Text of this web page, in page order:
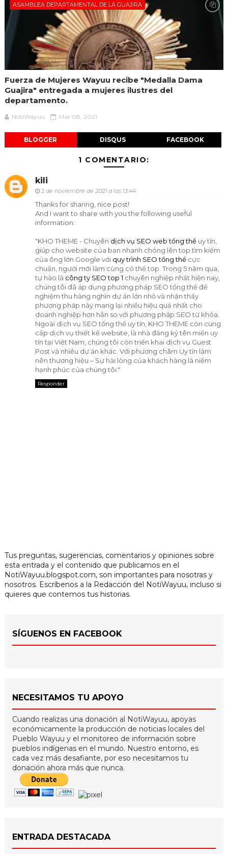
ASAMBLEA DEPARTAMENTAL DE LA GUAJIRA
Fuerza de Mujeres Wayuu recibe "Medalla Dama
Guajira" entregada a mujeres ilustres del
departamento.
NotiWayuu Mar 08, 2021
BLOGGER DISQUS FACEBOOK
1 COMENTARIO:
kili
2 de noviembre de 2021 a las 13:44
Thanks for sharing, nice post!
And I want to share with you the following useful
information:
"KHO THEME - Chuyên dịch vụ SEO web tổng thểuy tín,
giúp cho website của bạn nhanh chóng lên top tìm kiếm
của ông lớn Google với quy trình SEO tổng thểcực
chuẩn, người mới làm cũng có thể top. Trong 5 năm qua,
tự hào là công ty SEO top 1 chuyên nghiệp nhất hiện nay,
chúng tôi đã áp dụng phương pháp SEO tổng thể để
nghiệm thu hàng nghìn dự án lớn nhỏ và nhận thấy
phương pháp này mang lại nhiều hiệu quả nhất cho
doanh nghiệp hơn hẳn so với phương pháp SEO từ khóa.
Ngoài dịch vụ SEO tổng thể uy tín, KHO THEME còn cung
cấp dịch vụ thiết kế website, là nhà đăng ký tên miền uy
tín tại Việt Nam, chúng tôi còn triển khai dịch vụ Guest
Post và nhiều dự án khác. Với phương châm Uy tín làm
nên thương hiệu – Sự hài lòng của khách hàng là niềm
hạnh phúc của chúng tôi."
Responder
Tus preguntas, sugerencias, comentarios y opiniones sobre
esta entrada y el contenido que publicamos en el
NotiWayuu.blogspot.com, son importantes para nosotras y
nosotros. Escríbenos a la Redacción del NotiWayuu, incluso si
quieres que contemos tus historias.
SÍGUENOS EN FACEBOOK
NECESITAMOS TU APOYO
Cuando realizas una donación al NotiWayuu, apoyas
económicamente la producción de noticias locales del
Pueblo Wayuu y el monitoreo de información sobre
pueblos indígenas en el mundo. Nuestro entorno, es
cada vez más desafiante, por eso necesitamos tu
donación ahora más que nunca.
ENTRADA DESTACADA